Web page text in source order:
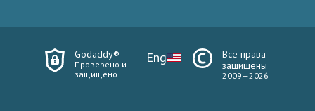
Godaddy®
Проверено и
защищено
Eng
Все права
защищены
2009—2026